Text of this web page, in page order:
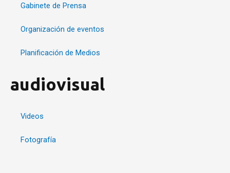
Gabinete de Prensa
Organización de eventos
Planificación de Medios
audiovisual
Videos
Fotografía